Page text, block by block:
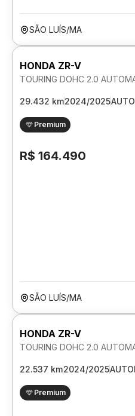
SÃO LUÍS/MA
HONDA ZR-V
TOURING DOHC 2.0
29.432 km2024/2025
Premium
R$ 164.490
SÃO LUÍS/MA
HONDA ZR-V
TOURING DOHC 2.0
22.537 km2024/2025
Premium